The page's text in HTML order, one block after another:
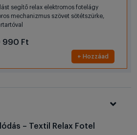
segítő relax elektromos fotelágy
mechanizmus szövet sötétszürke,
990 Ft
+ Hozzáad
– Textil Relax Fotel